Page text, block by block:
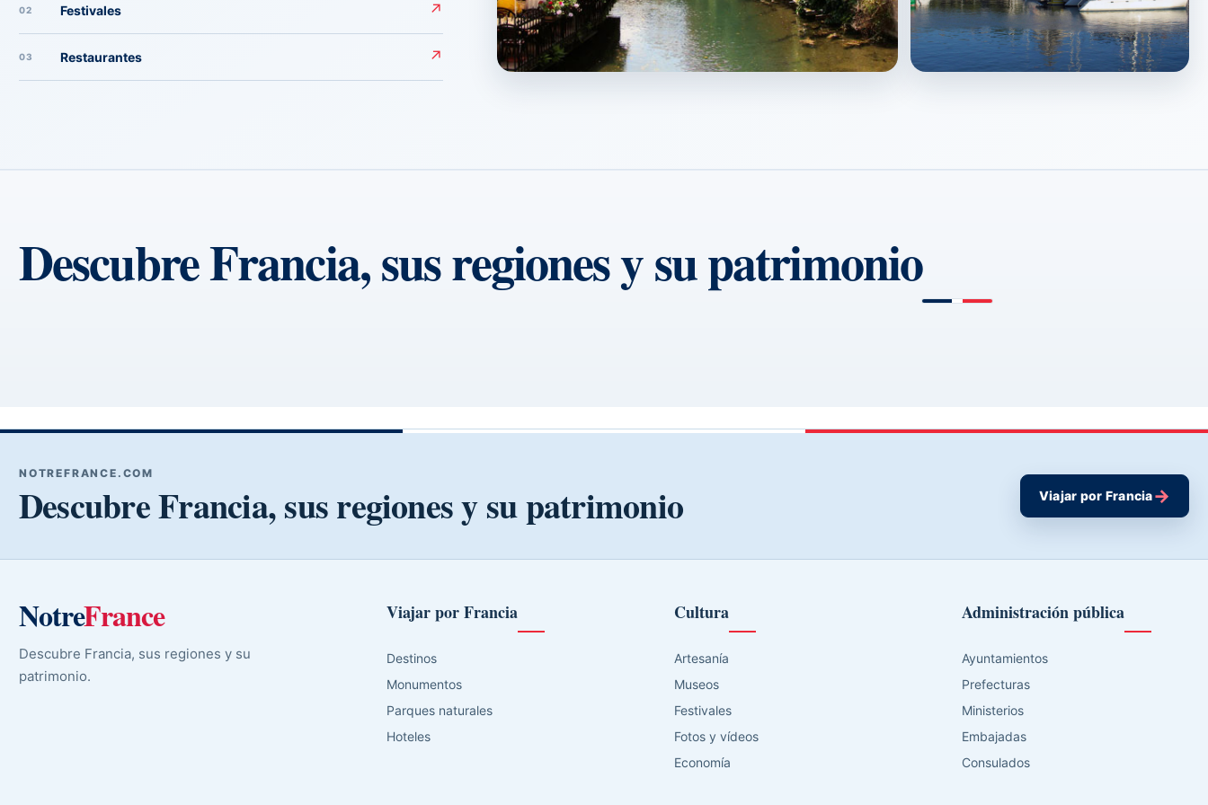
02 Festivales ↗
03 Restaurantes ↗
Descubre Francia, sus regiones y su patrimonio
NOTREFRANCE.COM
Descubre Francia, sus regiones y su patrimonio Viajar por Francia→
NotreFrance
Descubre Francia, sus regiones y su
patrimonio.
Viajar por Francia
Destinos
Monumentos
Parques naturales
Hoteles
Cultura
Artesanía
Museos
Festivales
Fotos y vídeos
Economía
Administración pública
Ayuntamientos
Prefecturas
Ministerios
Embajadas
Consulados